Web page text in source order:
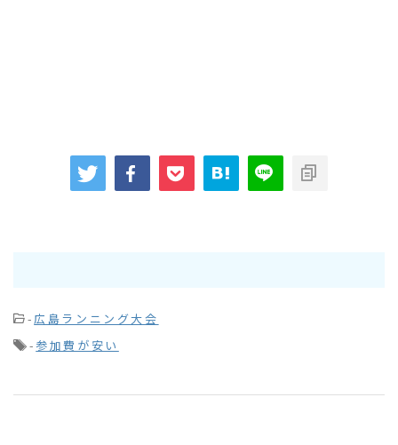
-広島ランニング大会
-参加費が安い